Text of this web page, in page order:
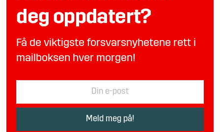
deg oppdatert?
Få de viktigste forsvarsnyhetene rett i
mailboksen hver morgen!